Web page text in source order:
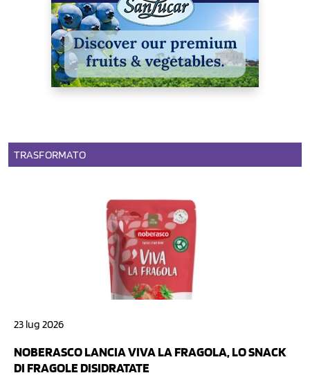
TRASFORMATO
23 lug 2026
NOBERASCO LANCIA VIVA LA FRAGOLA, LO SNACK
DI FRAGOLE DISIDRATATE